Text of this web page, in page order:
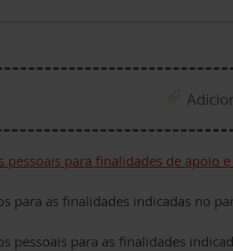
para finalidades de apoio
para as finalidades indicadas no
pessoais para as finalidades